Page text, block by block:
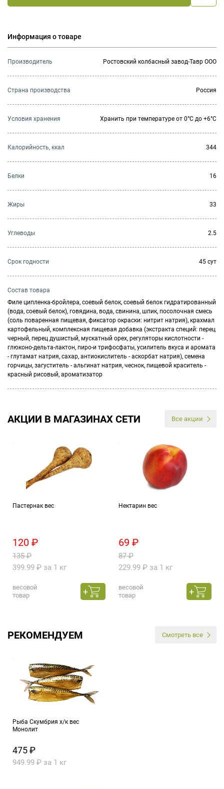
Информация о товаре
Производитель Ростовский колбасный завод-Тавр ООО
Страна производства Россия
Условия хранения Хранить при температуре от 0°С до +6°С
Калорийность, ккал 344
Белки 16
Жиры 33
Углеводы 2.5
Cрок годности 45 сут
Состав товара
Филе ципленка-бройлера, соевый белок, соевый белок гидратированный
(вода, соевый белок), говядина, вода, свинина, шпик, посолочная смесь
(соль поваренная пищевая, фиксатор окраски: нитрит натрия), крахмал
картофельный, комплексная пищевая добавка (экстракта специй: перец
черный, перец душистый, мускатный орех, регуляторы кислотности -
глюконо-дельта-лактон, пиро-и трифосфаты, усилитель вкуса и аромата
- глутамат натрия, сахар, антиокислитель - аскорбат натрия), семена
горчицы, загуститель - альгинат натрия, чеснок, пищевой краситель -
красный рисовый, ароматизатор
АКЦИИ В МАГАЗИНАХ СЕТИ Все акции
Пастернак вес
120 ₽
135 ₽
399.99 ₽ за 1 кг
весовой
товар
Нектарин вес
69 ₽
87 ₽
229.99 ₽ за 1 кг
весовой
товар
РЕКОМЕНДУЕМ Смотреть все
Рыба Скумбрия х/к вес
Монолит
475 ₽
949.99 ₽ за 1 кг